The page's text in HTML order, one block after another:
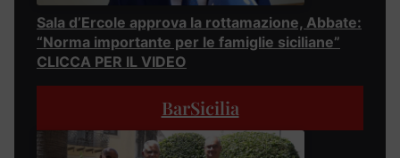
Sala d’Ercole approva la rottamazione, Abbate:
“Norma importante per le famiglie siciliane”
CLICCA PER IL VIDEO
BarSicilia